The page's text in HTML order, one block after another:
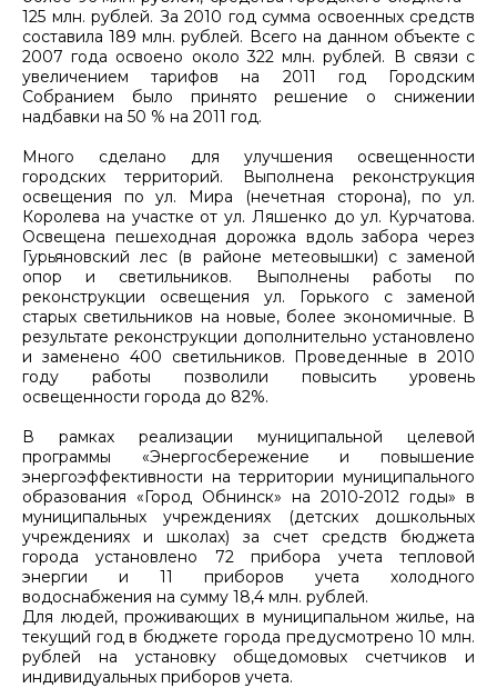
125 млн. рублей. За 2010 год сумма освоенных средств
составила 189 млн. рублей. Всего на данном объекте с
2007 года освоено около 322 млн. рублей. В связи с
увеличением тарифов на 2011 год Городским
Собранием было принято решение о снижении
надбавки на 50 % на 2011 год.
Много сделано для улучшения освещенности
городских территорий. Выполнена реконструкция
освещения по ул. Мира (нечетная сторона), по ул.
Королева на участке от ул. Ляшенко до ул. Курчатова.
Освещена пешеходная дорожка вдоль забора через
Гурьяновский лес (в районе метеовышки) с заменой
опор и светильников. Выполнены работы по
реконструкции освещения ул. Горького с заменой
старых светильников на новые, более экономичные. В
результате реконструкции дополнительно установлено
и заменено 400 светильников. Проведенные в 2010
году работы позволили повысить уровень
освещенности города до 82%.
В рамках реализации муниципальной целевой
программы «Энергосбережение и повышение
энергоэффективности на территории муниципального
образования «Город Обнинск» на 2010-2012 годы» в
муниципальных учреждениях (детских дошкольных
учреждениях и школах) за счет средств бюджета
города установлено 72 прибора учета тепловой
энергии и 11 приборов учета холодного
водоснабжения на сумму 18,4 млн. рублей.
Для людей, проживающих в муниципальном жилье, на
текущий год в бюджете города предусмотрено 10 млн.
рублей на установку общедомовых счетчиков и
индивидуальных приборов учета.